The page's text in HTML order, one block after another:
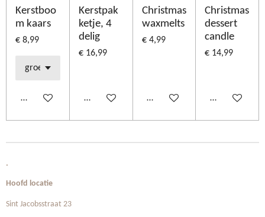
Kerstboo
m kaars
€ 8,99
Houd mij op de hoogte
Kerstpak
ketje, 4
delig
€ 16,99
Houd mij op de hoogte
Christmas
waxmelts
€ 4,99
Houd mij op de hoogte
Christmas
dessert
candle
€ 14,99
Houd mij op
.
Hoofd locatie
Sint Jacobsstraat 23